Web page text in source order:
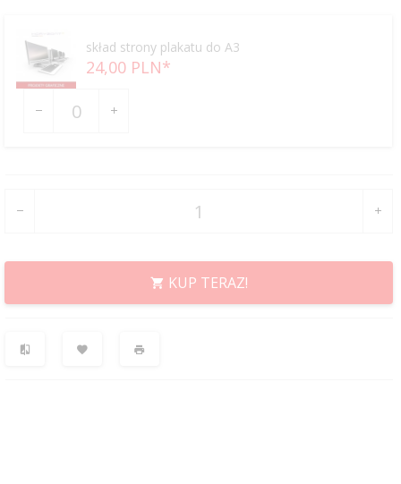
skład strony plakatu do A3
24,00 PLN*
dla
KUP TERAZ!